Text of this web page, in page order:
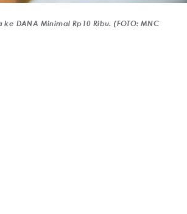
DANA Minimal Rp10 Ribu. (FOTO: MNC